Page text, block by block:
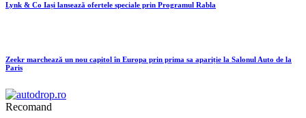
Lynk & Co Iași lansează ofertele speciale prin Programul Rabla
Zeekr marchează un nou capitol în Europa prin prima sa apariție la Salonul Auto de la
Paris
Recomand